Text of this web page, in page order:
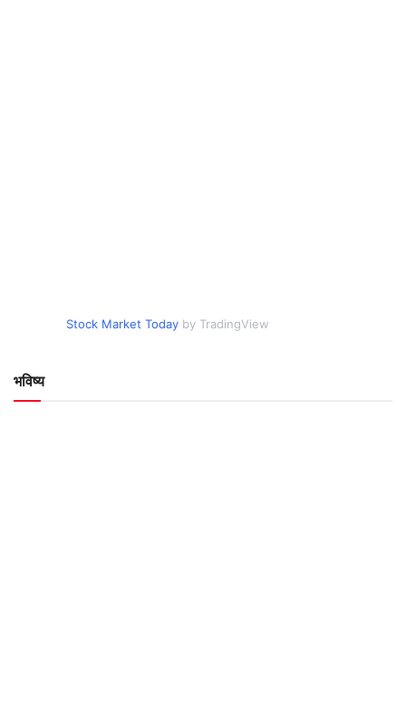
Stock Market Today by TradingView
भविष्य